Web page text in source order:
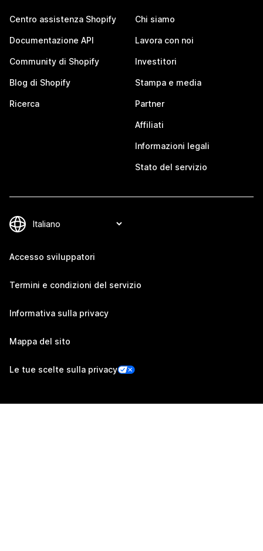
Centro assistenza Shopify
Documentazione API
Community di Shopify
Blog di Shopify
Ricerca
Chi siamo
Lavora con noi
Investitori
Stampa e media
Partner
Affiliati
Informazioni legali
Stato del servizio
Accesso sviluppatori
Termini e condizioni del servizio
Informativa sulla privacy
Mappa del sito
Le tue scelte sulla privacy